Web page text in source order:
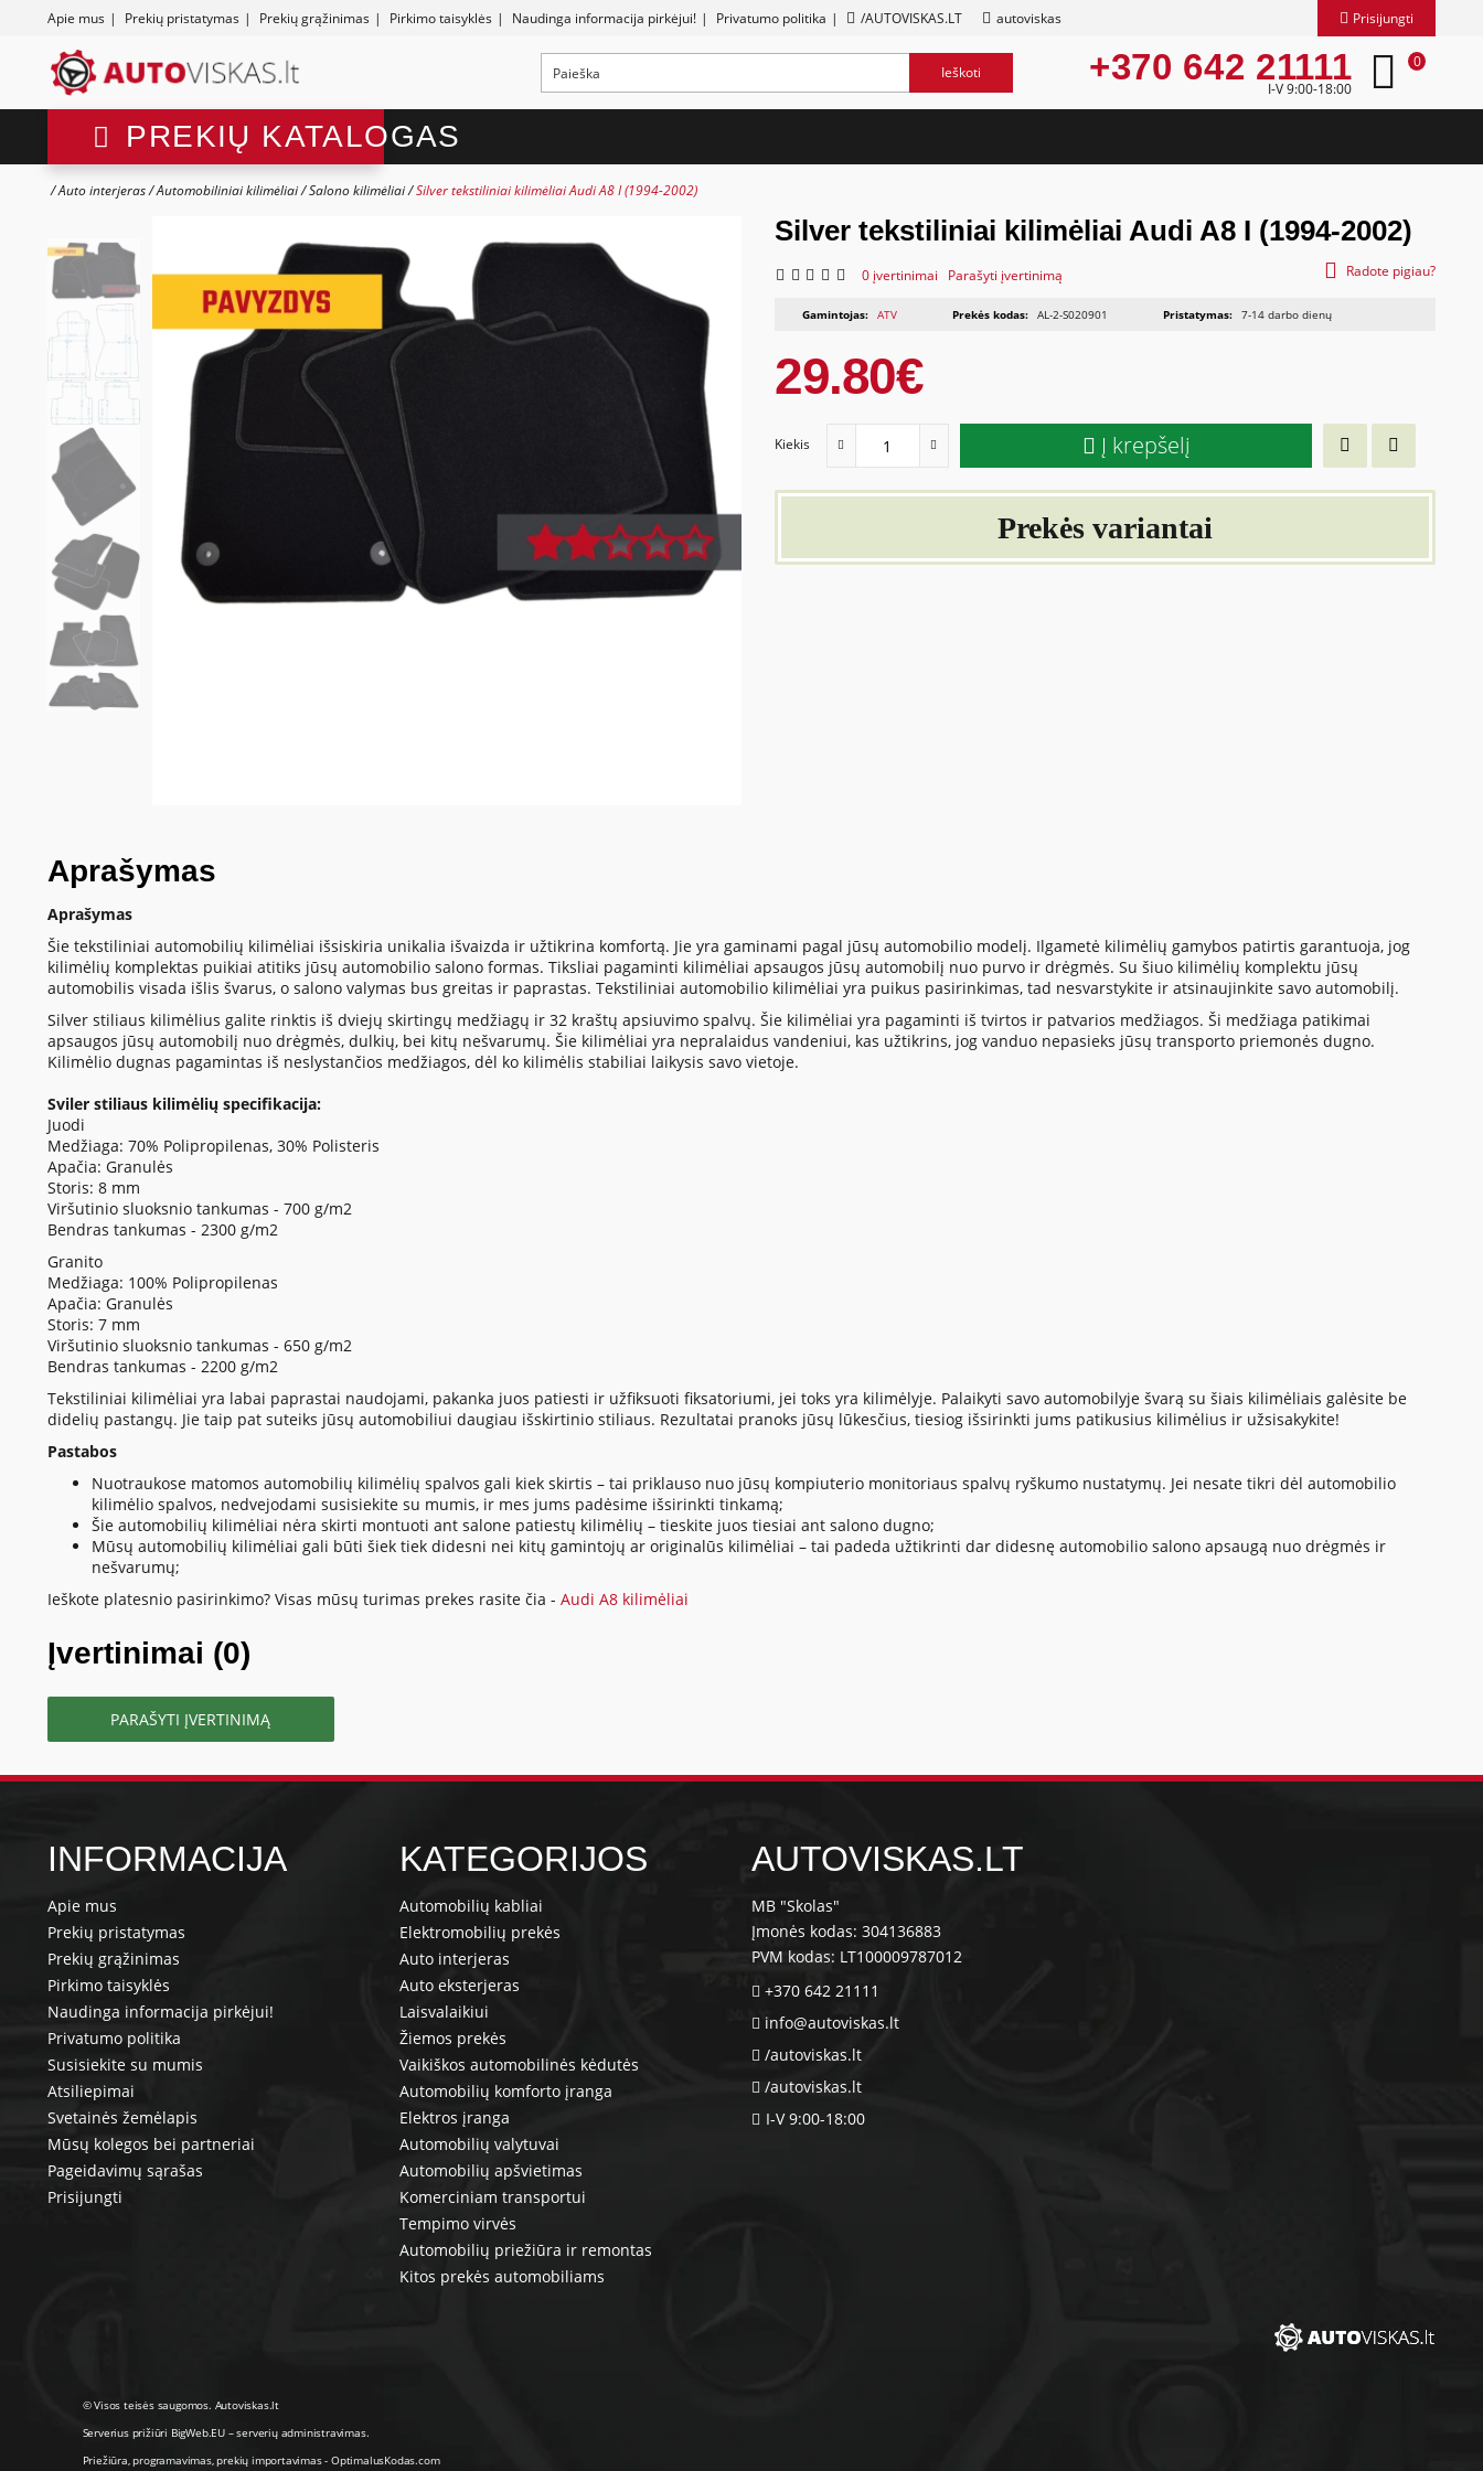
Apie mus | Prekių pristatymas | Prekių grąžinimas | Pirkimo taisyklės | Naudinga informacija pirkėjui! | Privatumo politika | /AUTOVISKAS.LT autoviskas Prisijungti
Ieškoti +370 642 21111
I-V 9:00-18:00
0
PREKIŲ KATALOGAS
Auto interjeras Automobiliniai kilimėliai Salono kilimėliai Silver tekstiliniai kilimėliai Audi A8 I (1994-2002)
Silver tekstiliniai kilimėliai Audi A8 I (1994-2002)
0 įvertinimai Parašyti įvertinimą Radote pigiau?
Gamintojas: ATV Prekės kodas: AL-2-S020901 Pristatymas: 7-14 darbo dienų
29.80€
Kiekis Į krepšelį
Prekės variantai
Aprašymas
Aprašymas
Šie tekstiliniai automobilių kilimėliai išsiskiria unikalia išvaizda ir užtikrina komfortą. Jie yra gaminami pagal jūsų automobilio modelį. Ilgametė kilimėlių gamybos patirtis garantuoja, jog
kilimėlių komplektas puikiai atitiks jūsų automobilio salono formas. Tiksliai pagaminti kilimėliai apsaugos jūsų automobilį nuo purvo ir drėgmės. Su šiuo kilimėlių komplektu jūsų
automobilis visada išlis švarus, o salono valymas bus greitas ir paprastas. Tekstiliniai automobilio kilimėliai yra puikus pasirinkimas, tad nesvarstykite ir atsinaujinkite savo automobilį.
Silver stiliaus kilimėlius galite rinktis iš dviejų skirtingų medžiagų ir 32 kraštų apsiuvimo spalvų. Šie kilimėliai yra pagaminti iš tvirtos ir patvarios medžiagos. Ši medžiaga patikimai
apsaugos jūsų automobilį nuo drėgmės, dulkių, bei kitų nešvarumų. Šie kilimėliai yra nepralaidus vandeniui, kas užtikrins, jog vanduo nepasieks jūsų transporto priemonės dugno.
Kilimėlio dugnas pagamintas iš neslystančios medžiagos, dėl ko kilimėlis stabiliai laikysis savo vietoje.
Sviler stiliaus kilimėlių specifikacija:
Juodi
Medžiaga: 70% Polipropilenas, 30% Polisteris
Apačia: Granulės
Storis: 8 mm
Viršutinio sluoksnio tankumas - 700 g/m2
Bendras tankumas - 2300 g/m2
Granito
Medžiaga: 100% Polipropilenas
Apačia: Granulės
Storis: 7 mm
Viršutinio sluoksnio tankumas - 650 g/m2
Bendras tankumas - 2200 g/m2
Tekstiliniai kilimėliai yra labai paprastai naudojami, pakanka juos patiesti ir užfiksuoti fiksatoriumi, jei toks yra kilimėlyje. Palaikyti savo automobilyje švarą su šiais kilimėliais galėsite be
didelių pastangų. Jie taip pat suteiks jūsų automobiliui daugiau išskirtinio stiliaus. Rezultatai pranoks jūsų lūkesčius, tiesiog išsirinkti jums patikusius kilimėlius ir užsisakykite!
Pastabos
Nuotraukose matomos automobilių kilimėlių spalvos gali kiek skirtis – tai priklauso nuo jūsų kompiuterio monitoriaus spalvų ryškumo nustatymų. Jei nesate tikri dėl automobilio
kilimėlio spalvos, nedvejodami susisiekite su mumis, ir mes jums padėsime išsirinkti tinkamą;
Šie automobilių kilimėliai nėra skirti montuoti ant salone patiestų kilimėlių – tieskite juos tiesiai ant salono dugno;
Mūsų automobilių kilimėliai gali būti šiek tiek didesni nei kitų gamintojų ar originalūs kilimėliai – tai padeda užtikrinti dar didesnę automobilio salono apsaugą nuo drėgmės ir
nešvarumų;
Ieškote platesnio pasirinkimo? Visas mūsų turimas prekes rasite čia - Audi A8 kilimėliai
Įvertinimai (0)
PARAŠYTI ĮVERTINIMĄ
INFORMACIJA
Apie mus
Prekių pristatymas
Prekių grąžinimas
Pirkimo taisyklės
Naudinga informacija pirkėjui!
Privatumo politika
Susisiekite su mumis
Atsiliepimai
Svetainės žemėlapis
Mūsų kolegos bei partneriai
Pageidavimų sąrašas
Prisijungti
KATEGORIJOS
Automobilių kabliai
Elektromobilių prekės
Auto interjeras
Auto eksterjeras
Laisvalaikiui
Žiemos prekės
Vaikiškos automobilinės kėdutės
Automobilių komforto įranga
Elektros įranga
Automobilių valytuvai
Automobilių apšvietimas
Komerciniam transportui
Tempimo virvės
Automobilių priežiūra ir remontas
Kitos prekės automobiliams
AUTOVISKAS.LT
MB "Skolas"
Įmonės kodas: 304136883
PVM kodas: LT100009787012
+370 642 21111
info@autoviskas.lt
/autoviskas.lt
/autoviskas.lt
I-V 9:00-18:00
© Visos teisės saugomos. Autoviskas.lt
Serverius prižiūri BigWeb.EU–serverių administravimas.
Priežiūra, programavimas,prekių importavimas- OptimalusKodas.com